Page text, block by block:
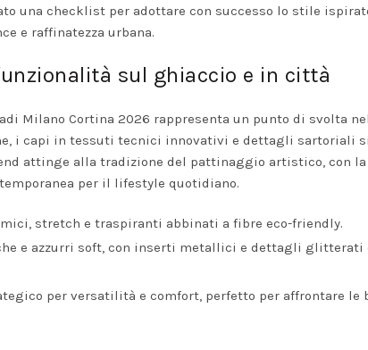
una checklist per adottare con successo lo stile
e raffinatezza urbana.
sul ghiaccio e in città
Milano Cortina 2026 rappresenta un punto di svolta
i capi in tessuti tecnici innovativi e dettagli sartoriali
attinge alla tradizione del pattinaggio artistico, con
per il lifestyle quotidiano.
stretch e traspiranti abbinati a fibre eco-friendly.
e azzurri soft, con inserti metallici e dettagli glitterati
per versatilità e comfort, perfetto per affrontare le